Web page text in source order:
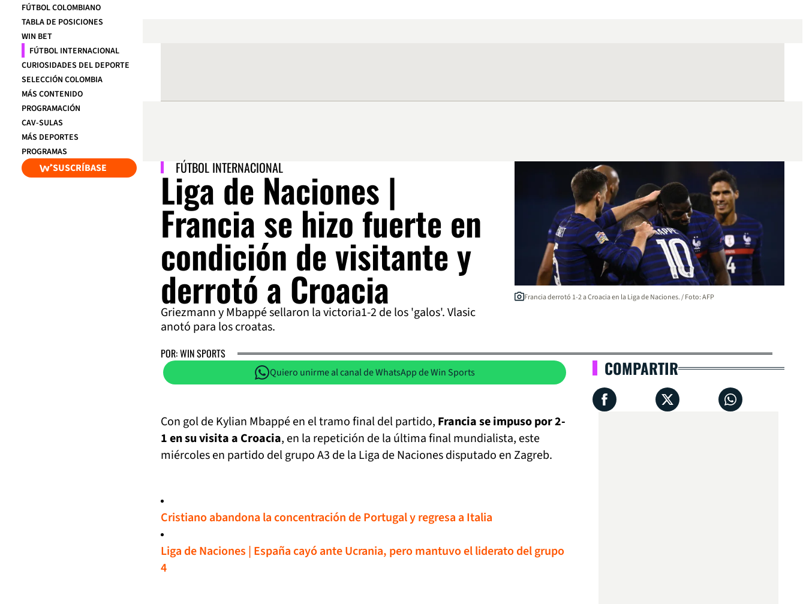
FÚTBOL COLOMBIANO
TABLA DE POSICIONES
WIN BET
FÚTBOL INTERNACIONAL
CURIOSIDADES DEL DEPORTE
SELECCIÓN COLOMBIA
MÁS CONTENIDO
PROGRAMACIÓN
CAV-SULAS
MÁS DEPORTES
PROGRAMAS
SUSCRÍBASE FÚTBOL INTERNACIONAL
Liga de Naciones |
Francia se hizo fuerte en
condición de visitante y
derrotó a Croacia
Griezmann y Mbappé sellaron la victoria1-2 de los 'galos'. Vlasic
anotó para los croatas.
Francia derrotó 1-2 a Croacia en la Liga de Naciones. / Foto: AFP
POR: WIN SPORTS
Quiero unirme al canal de WhatsApp de Win Sports
Con gol de Kylian Mbappé en el tramo final del partido, Francia se impuso por 2-
1 en su visita a Croacia, en la repetición de la última final mundialista, este
miércoles en partido del grupo A3 de la Liga de Naciones disputado en Zagreb.
Cristiano abandona la concentración de Portugal y regresa a Italia
Liga de Naciones | España cayó ante Ucrania, pero mantuvo el liderato del grupo
4
COMPARTIR